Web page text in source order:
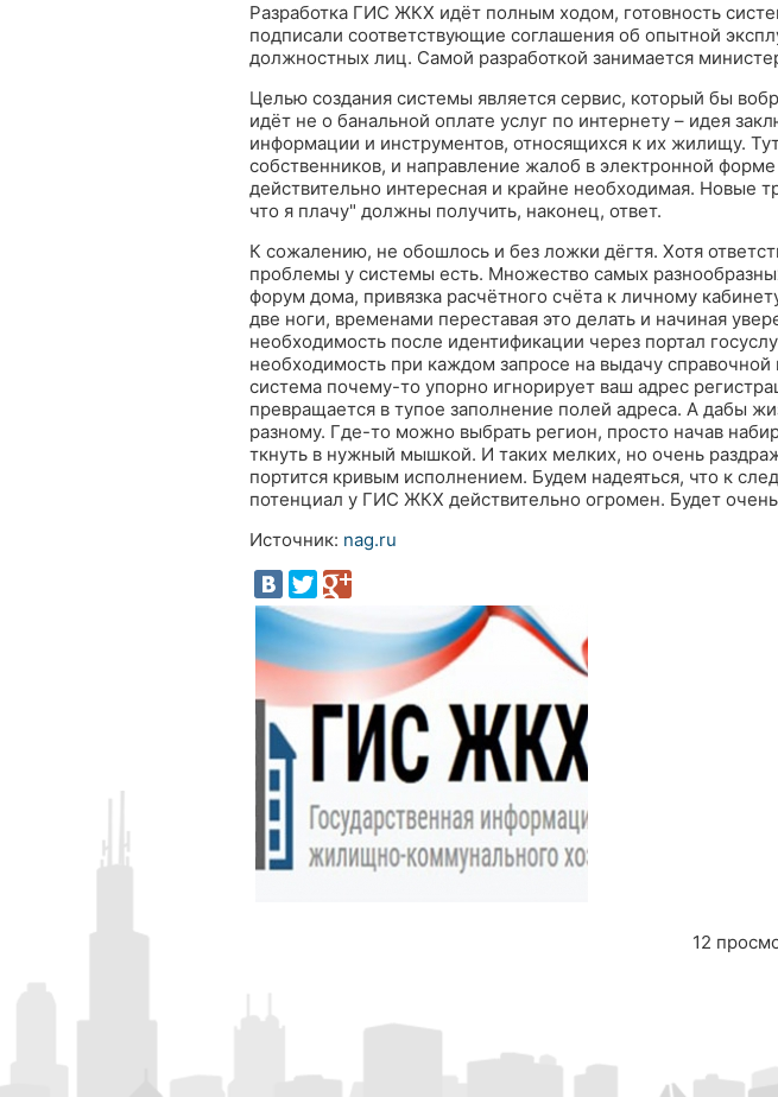
Разработка ГИС ЖКХ идёт полным ходом, готовность
подписали соответствующие соглашения об опытной
должностных лиц. Самой разработкой занимается
Целью создания системы является сервис, который бы
идёт не о банальной оплате услуг по интернету – идея
информации и инструментов, относящихся к их жилищу.
собственников, и направление жалоб в электронной
действительно интересная и крайне необходимая. Новые
что я плачу" должны получить, наконец, ответ.
К сожалению, не обошлось и без ложки дёгтя. Хотя
проблемы у системы есть. Множество самых
форум дома, привязка расчётного счёта к личному
две ноги, временами переставая это делать и начиная
необходимость после идентификации через портал
необходимость при каждом запросе на выдачу
система почему-то упорно игнорирует ваш адрес
превращается в тупое заполнение полей адреса. А дабы
разному. Где-то можно выбрать регион, просто начав
ткнуть в нужный мышкой. И таких мелких, но очень
портится кривым исполнением. Будем надеяться, что к
потенциал у ГИС ЖКХ действительно огромен. Будет очень
Источник: nag.ru
12